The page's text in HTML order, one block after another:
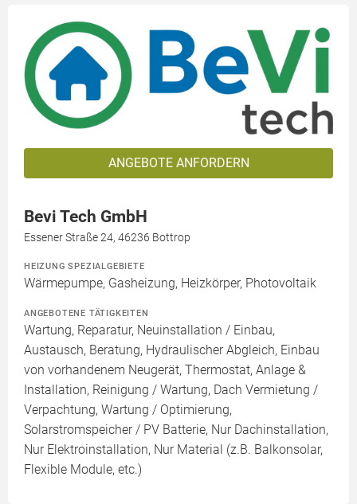
ANGEBOTE ANFORDERN
Bevi Tech GmbH
Essener Straße 24, 46236 Bottrop
HEIZUNG SPEZIALGEBIETE
Wärmepumpe, Gasheizung, Heizkörper, Photovoltaik
ANGEBOTENE TÄTIGKEITEN
Wartung, Reparatur, Neuinstallation / Einbau,
Austausch, Beratung, Hydraulischer Abgleich, Einbau
von vorhandenem Neugerät, Thermostat, Anlage &
Installation, Reinigung / Wartung, Dach Vermietung /
Verpachtung, Wartung / Optimierung,
Solarstromspeicher / PV Batterie, Nur Dachinstallation,
Nur Elektroinstallation, Nur Material (z.B. Balkonsolar,
Flexible Module, etc.)